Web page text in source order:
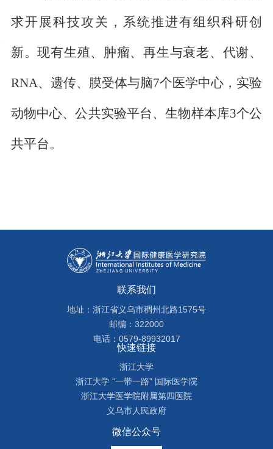
求开展科技攻关，系统推进有组织科研创
新。现有生殖、肿瘤、再生与衰老、代谢、
RNA、遗传、膜受体与脑7个医学中心，实验
动物中心、公共实验平台、生物样本库3个公
共平台。
联系我们
地址：浙江省义乌市稠州北路1575号
邮编：322000
电话：0579-89932017
快速链接
浙江大学
浙江大学 “一带一路” 国际医学院
浙江大学医学院附属第四医院
义乌市人民政府
微信公众号